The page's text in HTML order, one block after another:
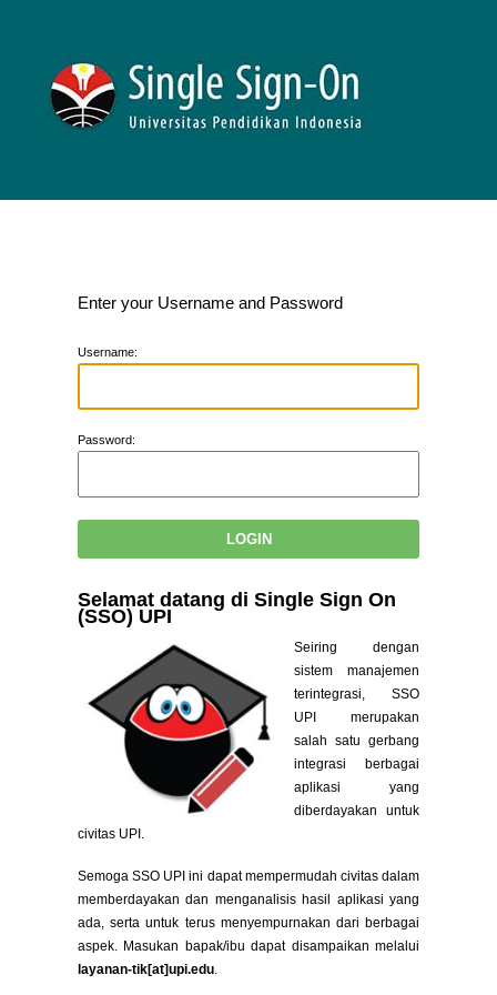
Enter your Username and Password
Username:
Password:
Selamat datang di Single Sign On
(SSO) UPI
Seiring dengan
sistem manajemen
terintegrasi, SSO
UPI merupakan
salah satu gerbang
integrasi berbagai
aplikasi yang
diberdayakan untuk
civitas UPI.
Semoga SSO UPI ini dapat mempermudah civitas dalam
memberdayakan dan menganalisis hasil aplikasi yang
ada, serta untuk terus menyempurnakan dari berbagai
aspek. Masukan bapak/ibu dapat disampaikan melalui
layanan-tik[at]upi.edu.